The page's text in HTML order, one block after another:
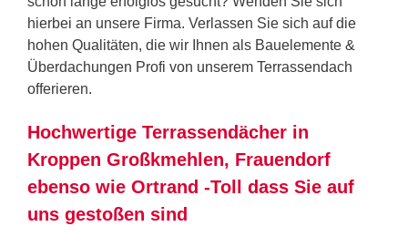
hierbei an unsere Firma. Verlassen Sie sich auf die
hohen Qualitäten, die wir Ihnen als Bauelemente &
Überdachungen Profi von unserem Terrassendach
offerieren.
Hochwertige Terrassendächer in
Kroppen Großkmehlen, Frauendorf
ebenso wie Ortrand -Toll dass Sie auf
uns gestoßen sind